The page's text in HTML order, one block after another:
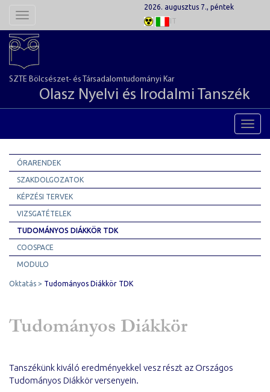
Toggle
2026. augusztus 7., péntek
IT
SZTE Bölcsészet- és Társadalomtudományi Kar
Olasz Nyelvi és Irodalmi Tanszék
ÓRARENDEK
SZAKDOLGOZATOK
KÉPZÉSI TERVEK
VIZSGATÉTELEK
TUDOMÁNYOS DIÁKKÖR TDK
COOSPACE
MODULO
Oktatás Tudományos Diákkör TDK
Tudományos Diákkör
Tanszékünk kiváló eredményekkel vesz részt az Országos
Tudományos Diákkör versenyein.